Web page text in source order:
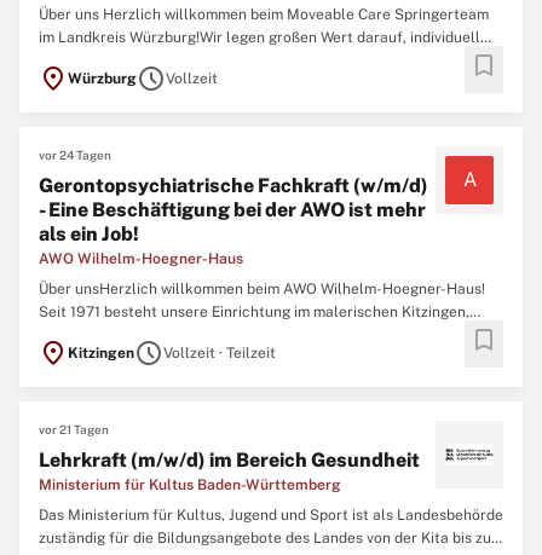
Über uns Herzlich willkommen beim Moveable Care Springerteam
im Landkreis Würzburg!Wir legen großen Wert darauf, individuell
auf die Bedürfnisse unserer Bewohner:innen einzugehen und für
eine professionelle Pflege zu sorgen. Abgeschlossene dreijährige
location_on WürzburgscheduleVollzeit bookmark
vor 24 Tagen
Gerontopsychiatrische Fachkraft (w/m/d)
- Eine Beschäftigung bei der AWO ist mehr
als ein Job!
AWO Wilhelm-Hoegner-Haus
A
Über unsHerzlich willkommen beim AWO Wilhelm-Hoegner-Haus!
Seit 1971 besteht unsere Einrichtung im malerischen Kitzingen,
Zufluchtsort und Lebensraum für jene, die aufgrund körperlicher,
location_on KitzingenscheduleVollzeit · Teilzeit bookmark
vor 21 Tagen
Lehrkraft (m/w/d) im Bereich Gesundheit
Ministerium für Kultus Baden-Württemberg
Das Ministerium für Kultus, Jugend und Sport ist als Landesbehörde
zuständig für die Bildungsangebote des Landes von der Kita bis zur